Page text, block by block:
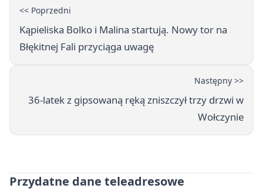
<< Poprzedni
Kąpieliska Bolko i Malina startują. Nowy tor na
Błękitnej Fali przyciąga uwagę
Następny >>
36-latek z gipsowaną ręką zniszczył trzy drzwi w
Wołczynie
Przydatne dane teleadresowe